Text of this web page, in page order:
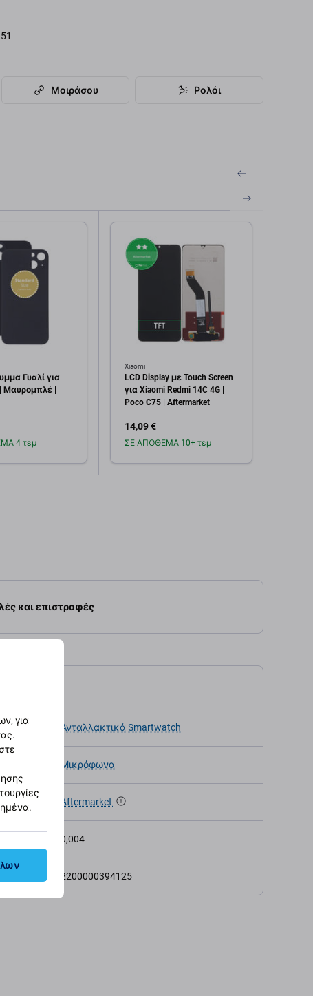
Μοιράσου Ρολόι
Γυαλί για
Μαυρομπλέ |
4 τεμ
Xiaomi
LCD Display με Touch Screen
για Xiaomi Redmi 14C 4G |
Poco C75 | Aftermarket
14,09 €
ΣΕ ΑΠΌΘΕΜΑ 10+ τεμ
και επιστροφές
Ανταλλακτικά Smartwatch
Μικρόφωνα
Aftermarket
0,004
2200000394125
για